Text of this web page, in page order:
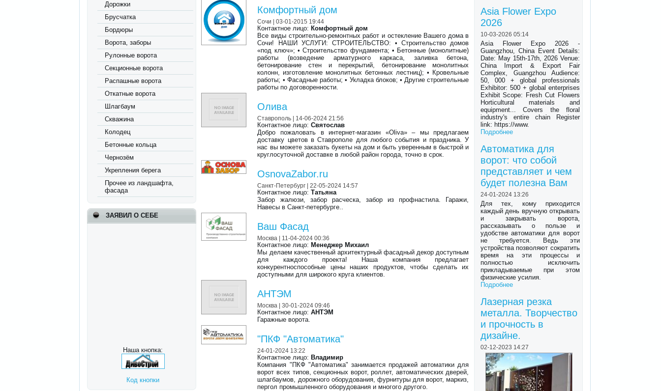
Дорожки
Брусчатка
Бордюры
Ворота, заборы
Рулонные ворота
Секционные ворота
Распашные ворота
Откатные ворота
Шлагбаум
Скважина
Колодец
Бетонные кольца
Чернозём
Укрепления берега
Прочее из ландшафта,
фасада
ЗАЯВИЛ О СЕБЕ
Наша кнопка:
Код кнопки
Asia Flower Expo
2026
10-03-2026 05:14
Asia Flower Expo 2026 -
Guangzhou, China Event Details:
Date: May 15th-17th, 2026 Venue:
China Import & Export Fair
Complex, Guangzhou Audience:
50, 000 + global professionals
Exhibitor: 500 + global enterprises
Exhibit Scope: Fresh Cut Flowers
Horticultural materials and
equipment... Covers the floral
industry's entire chain Register
link: https://www.
Подробнее
Автоматика для
ворот: что собой
представляет и чем
будет полезна Вам
24-01-2024 13:26
Для тех, кому приходится
каждый день вручную открывать
и закрывать ворота,
рассказывать о пользе и
удобстве автоматики для ворот
не требуется. Ведь эти
устройства позволяют сократить
время на эти процессы и
полностью исключить
прикладываемые при этом
физические усилия.
Подробнее
Лазерная резка
металла. Творчество
и прочность в
дизайне.
02-12-2023 14:27
Комфортный дом
Cочи | 03-01-2015 19:44
Контактное лицо: Комфортный дом
Все виды строительно-ремонтных работ и остекление Вашего дома в
Сочи! НАШИ УСЛУГИ: СТРОИТЕЛЬСТВО: • Строительство домов
«под ключ»; • Строительство фундамента; • Бетонные (монолитные)
работы (возведение арматурного каркаса, заливка бетона,
бетонирование стен и перекрытий, бетонирование монолитных
колонн, изготовление монолитных бетонных лестниц); • Кровельные
работы; • Фасадные работы; • Укладка блоков; • Другие строительные
работы по договоренности.
Олива
Ставрополь | 14-06-2024 21:56
Контактное лицо:Святослав
Добро пожаловать в интернет-магазин «Oliva» – мы предлагаем
доставку цветов в Ставрополе для любого события и праздника. У
нас вы можете заказать букеты на дом и быть уверенным в быстрой и
круглосуточной доставке в любой район города, точно в срок.
OsnovaZabor.ru
Санкт-Петербург | 22-05-2024 14:57
Контактное лицо:Татьяна
Забор жалюзи, забор расческа, забор из профнастила. Гаражи,
Навесы в Санкт-петербурге..
Ваш Фасад
Москва | 11-04-2024 00:36
Контактное лицо: Менеджер Михаил
Мы делаем качественный архитектурный фасадный декор доступным
для каждого проекта! Наша компания предлагает
конкурентноспособные цены наших продуктов, чтобы сделать их
доступными для широкого круга клиентов.
АНТЭМ
Москва | 30-01-2024 09:46
Контактное лицо:АНТЭМ
Гаражные ворота.
"ПКФ "Автоматика"
24-01-2024 13:22
Контактное лицо: Владимир
Компания "ПКФ "Автоматика" занимается продажей автоматики для
ворот всех типов, секционных ворот, роллет, автоматических дверей,
шлагбаумов, дорожного оборудования, фурнитуры для ворот, маркиз,
пергол промышленного оборудования и многого другого.